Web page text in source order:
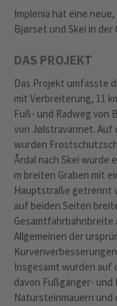
Implenia hat eine
Bjørset und Skei in
DAS PROJEKT
Das Projekt umfasste
mit Verbreiterung, 11
Fuß- und Radweg von
von Jølstravannet. Auf
wurden
Årdal nach Skei wurde
m breiten Graben mit
Hauptstraße getrennt
auf beiden Seiten
Gesamtfahrbahnbreite
Allgemeinen der
Insgesamt wurden
davon Fußgänger- und
Natursteinmauern und